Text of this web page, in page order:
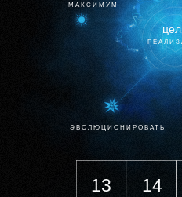
ЭВОЛЮЦИОНИРОВАТЬ
МАКСИМУМ
14
13